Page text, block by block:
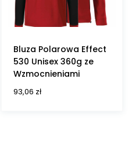
Bluza Polarowa Effect
530 Unisex 360g ze
Wzmocnieniami
93,06 zł